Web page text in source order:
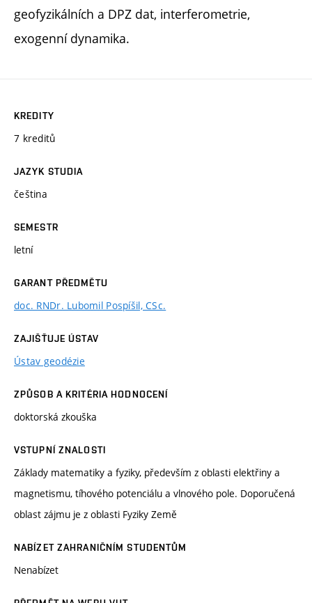
geofyzikálních a DPZ dat, interferometrie,
exogenní dynamika.
KREDITY
7 kreditů
JAZYK STUDIA
čeština
SEMESTR
letní
GARANT PŘEDMĚTU
doc. RNDr. Lubomil Pospíšil, CSc.
ZAJIŠŤUJE ÚSTAV
Ústav geodézie
ZPŮSOB A KRITÉRIA HODNOCENÍ
doktorská zkouška
VSTUPNÍ ZNALOSTI
Základy matematiky a fyziky, především z oblasti elektřiny a
magnetismu, tíhového potenciálu a vlnového pole. Doporučená
oblast zájmu je z oblasti Fyziky Země
NABÍZET ZAHRANIČNÍM STUDENTŮM
Nenabízet